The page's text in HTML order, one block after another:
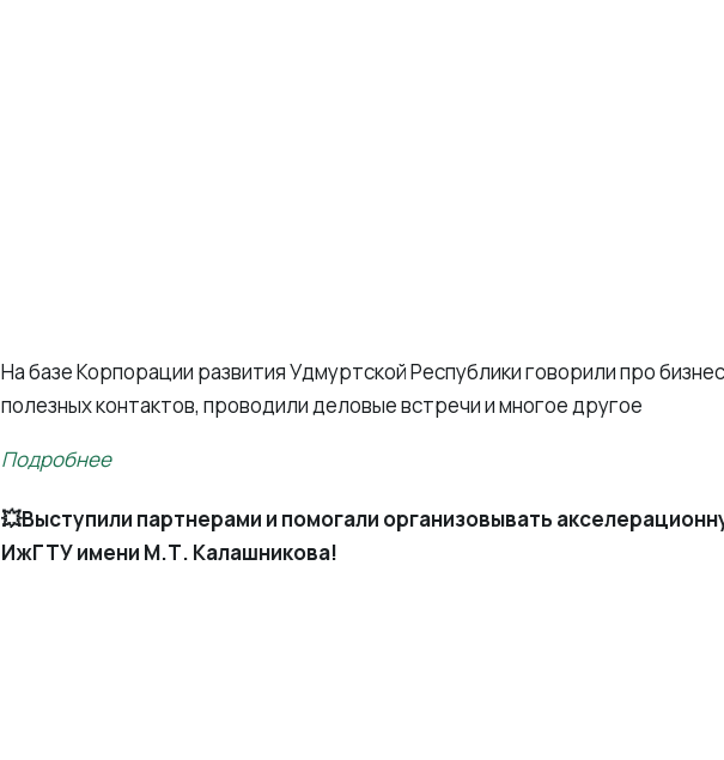
На базе Корпорации развития Удмуртской Республики говорили про
полезных контактов, проводили деловые встречи и многое другое
Подробнее
💥Выступили партнерами и помогали организовывать
ИжГТУ имени М.Т. Калашникова!